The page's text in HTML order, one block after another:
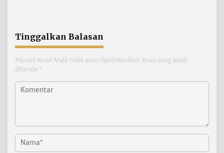
Tinggalkan Balasan
Alamat email Anda tidak akan dipublikasikan. Ruas yang wajib
ditandai *